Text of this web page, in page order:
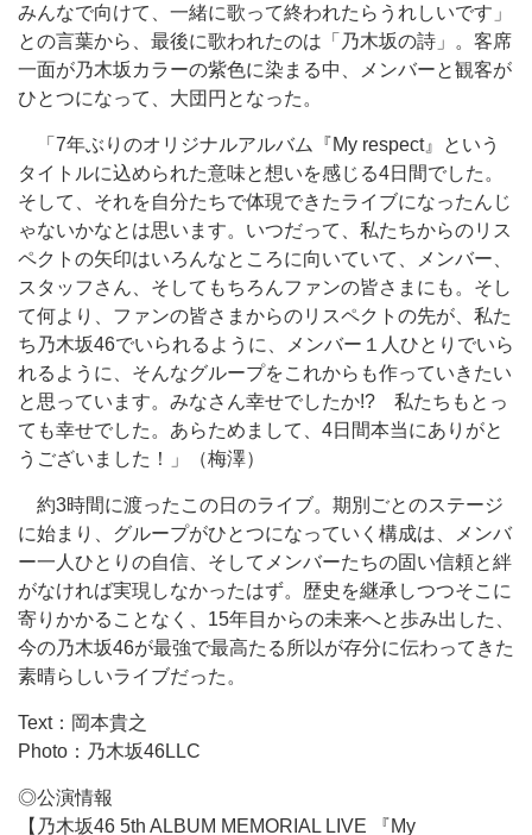
みんなで向けて、一緒に歌って終われたらうれしいです」
との言葉から、最後に歌われたのは「乃木坂の詩」。客席
一面が乃木坂カラーの紫色に染まる中、メンバーと観客が
ひとつになって、大団円となった。
「7年ぶりのオリジナルアルバム『My respect』という
タイトルに込められた意味と想いを感じる4日間でした。
そして、それを自分たちで体現できたライブになったんじ
ゃないかなとは思います。いつだって、私たちからのリス
ペクトの矢印はいろんなところに向いていて、メンバー、
スタッフさん、そしてもちろんファンの皆さまにも。そし
て何より、ファンの皆さまからのリスペクトの先が、私た
ち乃木坂46でいられるように、メンバー１人ひとりでいら
れるように、そんなグループをこれからも作っていきたい
と思っています。みなさん幸せでしたか!? 私たちもとっ
ても幸せでした。あらためまして、4日間本当にありがと
うございました！」（梅澤）
約3時間に渡ったこの日のライブ。期別ごとのステージ
に始まり、グループがひとつになっていく構成は、メンバ
ー一人ひとりの自信、そしてメンバーたちの固い信頼と絆
がなければ実現しなかったはず。歴史を継承しつつそこに
寄りかかることなく、15年目からの未来へと歩み出した、
今の乃木坂46が最強で最高たる所以が存分に伝わってきた
素晴らしいライブだった。
Text：岡本貴之
Photo：乃木坂46LLC
◎公演情報
【乃木坂46 5th ALBUM MEMORIAL LIVE 『My